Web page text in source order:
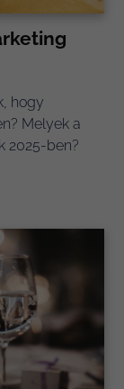
hogy
Melyek a
2025-ben?